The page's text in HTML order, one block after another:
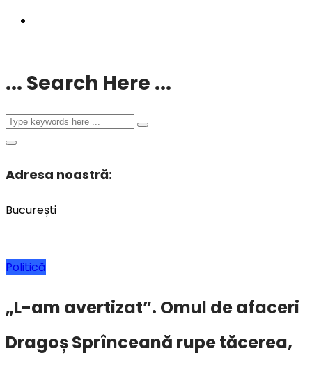
... Search Here ...
Adresa noastră:
București
Politică
„L-am avertizat”. Omul de afaceri
Dragoș Sprînceană rupe tăcerea,